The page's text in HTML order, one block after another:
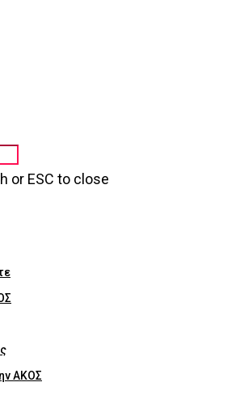
or ESC to close
ΑΚΟΣ